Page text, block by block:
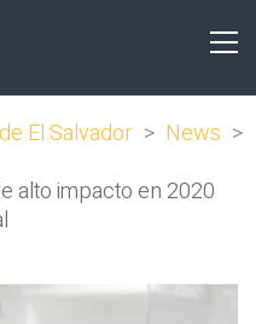
El Salvador > News >
alto impacto en 2020